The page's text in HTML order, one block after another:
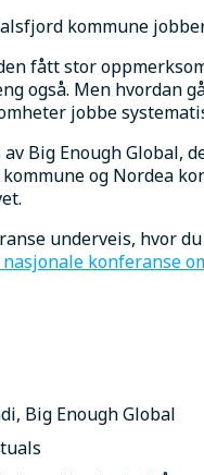
kommune
fått stor
også. Men hvordan
jobbe
Big Enough Global,
og Nordea
konferanse
Big Enough Global